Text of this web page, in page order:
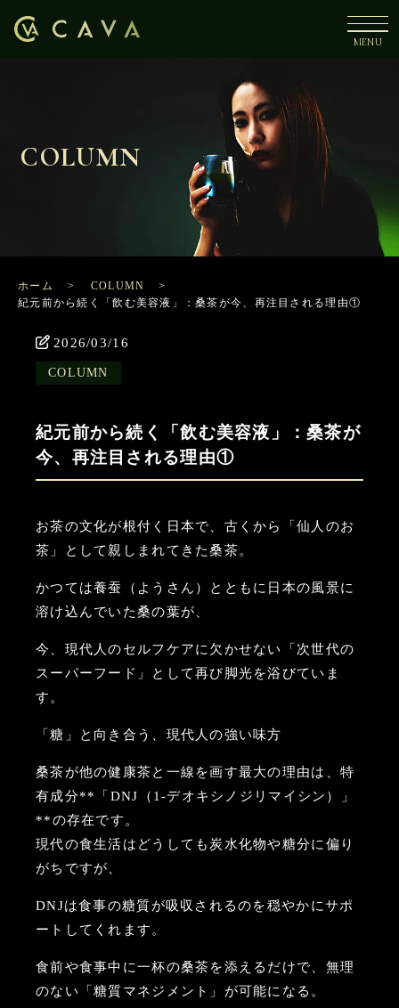
COLUMN
ホーム
COLUMN
紀元前から続く「飲む美容液」：桑茶が今、再注目される理由①
2026/03/16
COLUMN
紀元前から続く「飲む美容液」：桑茶が
今、再注目される理由①
お茶の文化が根付く日本で、古くから「仙人のお
茶」として親しまれてきた桑茶。
かつては養蚕（ようさん）とともに日本の風景に
溶け込んでいた桑の葉が、
今、現代人のセルフケアに欠かせない「次世代の
スーパーフード」として再び脚光を浴びていま
す。
「糖」と向き合う、現代人の強い味方
桑茶が他の健康茶と一線を画す最大の理由は、特
有成分**「DNJ（1-デオキシノジリマイシン）」
**の存在です。
現代の食生活はどうしても炭水化物や糖分に偏り
がちですが、
DNJは食事の糖質が吸収されるのを穏やかにサポ
ートしてくれます。
食前や食事中に一杯の桑茶を添えるだけで、無理
のない「糖質マネジメント」が可能になる。